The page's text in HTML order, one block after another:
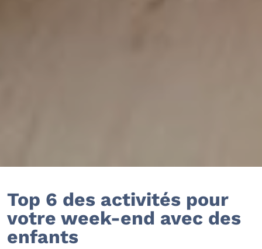
Top 6 des activités pour
votre week-end avec des
enfants